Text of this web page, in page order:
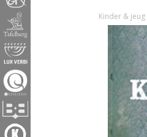
Kinder & jeug